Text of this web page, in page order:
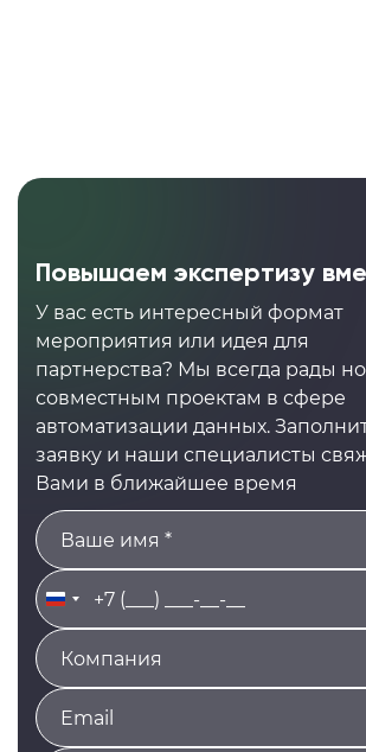
Повышаем экспертизу
У вас есть интересный формат
мероприятия или идея для
партнерства? Мы всегда рады
совместным проектам в сфере
автоматизации данных.
заявку и наши специалисты
Вами в ближайшее время
Russia
+7